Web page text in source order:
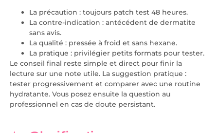
La précaution : toujours patch test 48 heures.
La contre-indication : antécédent de dermatite
sans avis.
La qualité : pressée à froid et sans hexane.
La pratique : privilégier petits formats pour tester.
Le conseil final reste simple et direct pour finir la
lecture sur une note utile. La suggestion pratique :
tester progressivement et comparer avec une routine
hydratante. Vous posez ensuite la question au
professionnel en cas de doute persistant.